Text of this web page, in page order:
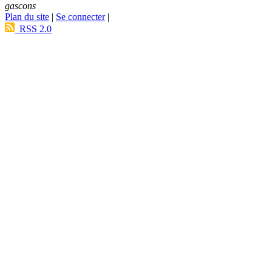
gascons
Plan du site | Se connecter|
RSS 2.0